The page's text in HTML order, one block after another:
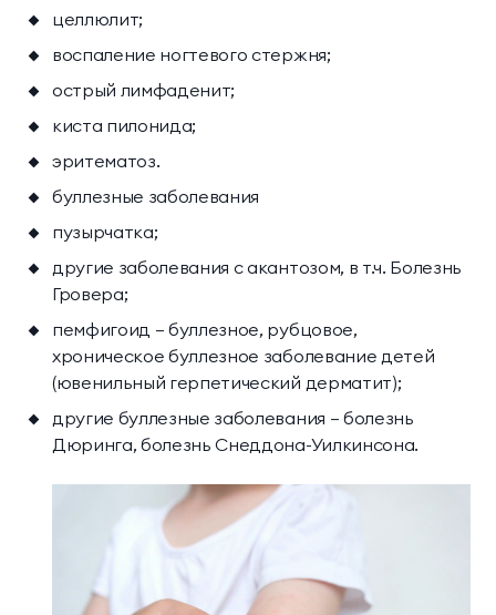
целлюлит;
воспаление ногтевого стержня;
острый лимфаденит;
киста пилонида;
эритематоз.
буллезные заболевания
пузырчатка;
другие заболевания с акантозом, в т.ч. Болезнь
Гровера;
пемфигоид — буллезное, рубцовое,
хроническое буллезное заболевание детей
(ювенильный герпетический дерматит);
другие буллезные заболевания — болезнь
Дюринга, болезнь Снеддона-Уилкинсона.